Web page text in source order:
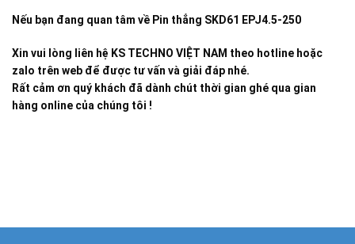
Nếu bạn đang quan tâm về Pin thẳng SKD61 EPJ4.5-250
Xin vui lòng liên hệ KS TECHNO VIỆT NAM theo hotline hoặc
zalo trên web để được tư vấn và giải đáp nhé.
Rất cảm ơn quý khách đã dành chút thời gian ghé qua gian
hàng online của chúng tôi !